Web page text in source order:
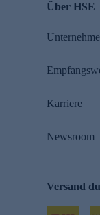
Über HSE
Karriere
Newsroom
Versand